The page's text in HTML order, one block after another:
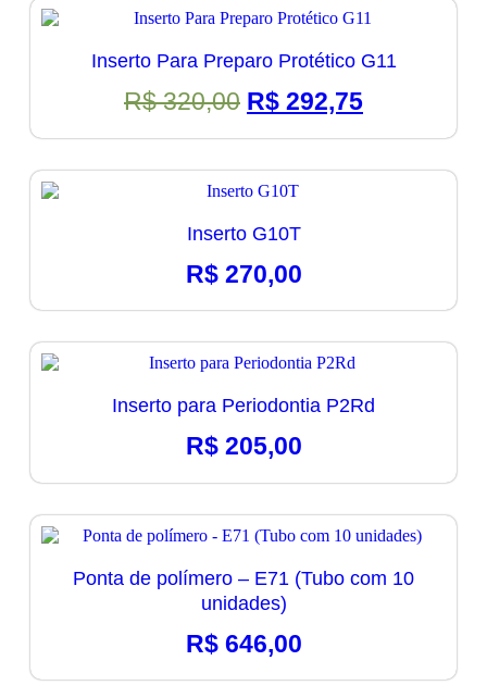
Inserto Para Preparo Protético G11
R$320,00 O
era:
R$ 320,00.
R$ 292,75O
é:
Inserto G10T
R$270,00
Inserto para Periodontia P2Rd
R$205,00
Ponta de polímero – E71 (Tubo com 10
unidades)
R$646,00